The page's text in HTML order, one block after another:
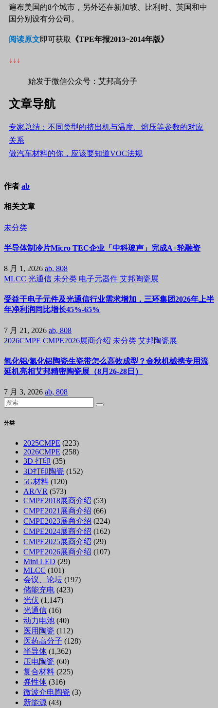
遍布美国的8个城市，另外还在新加坡、比利时、英国和中
国分别设有分公司。
阅读原文即可获取 《TPE年报2013~2014年版》
↓↓↓
始发于微信公众号：艾邦高分子
文章导航
专家总结：不同类型的挤出机与温度、熔压等参数的对应
关系
做汽车材料的你，应该要知道VOC法规
作者 ab
相关文章
未分类
半导体制冷片Micro TEC企业「中科玻声」完成A+轮融资
8 月 1, 2026 ab, 808
MLCC 光通信 未分类 电子元器件 艾邦陶瓷展
受益于电子元件及光通信行业需求增加，三环集团2026年上半
年净利润同比增长45%-65%
7 月 21, 2026 ab, 808
2026CMPE CMPE2026展商介绍 未分类 艾邦陶瓷展
氧化铝/氮化铝陶瓷生瓷带怎么高效成型？金秋机械携专用流
延机亮相艾邦精密陶瓷展（8月26-28日）
7 月 3, 2026 ab, 808
分类
2025CMPE (223)
2026CMPE (258)
3D 打印 (35)
3D打印陶瓷 (152)
5G材料 (120)
AR/VR (573)
CMPE2018展商介绍 (53)
CMPE2021展商介绍 (66)
CMPE2023展商介绍 (224)
CMPE2024展商介绍 (162)
CMPE2025展商介绍 (29)
CMPE2026展商介绍 (107)
Mini LED (29)
MLCC (101)
会议、论坛 (197)
储能充电 (423)
光伏 (1,147)
光通信 (16)
动力电池 (40)
医用陶瓷 (112)
医药高分子 (128)
半导体 (1,362)
压电陶瓷 (60)
复合材料 (225)
弹性体 (316)
微波介电陶瓷 (3)
新能源 (43)